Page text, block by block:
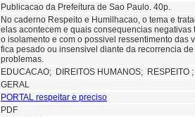
Publicacao da Prefeitura de Sao Paulo. 40p.
No caderno Respeito e Humilhacao, o tema e
elas acontecem e quais consequencias
o isolamento e com o possivel ressentimento das
fica pesado ou insensivel diante da recorrencia
problemas.
EDUCACAO; DIREITOS HUMANOS; RESPEITO
GERAL
PORTAL respeitar e preciso
PDF